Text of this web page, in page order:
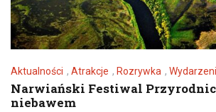
Aktualności , Atrakcje , Rozrywka ,
Narwiański Festiwal
niebawem